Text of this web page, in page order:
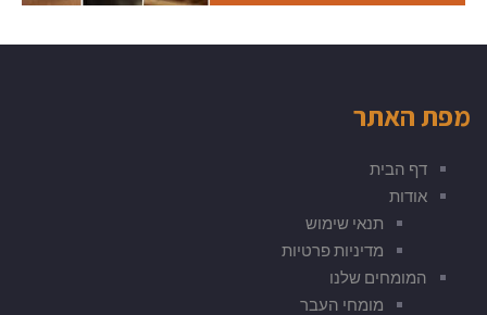
מפת האתר
דף הבית
אודות
תנאי שימוש
מדיניות פרטיות
המומחים שלנו
מומחי העבר